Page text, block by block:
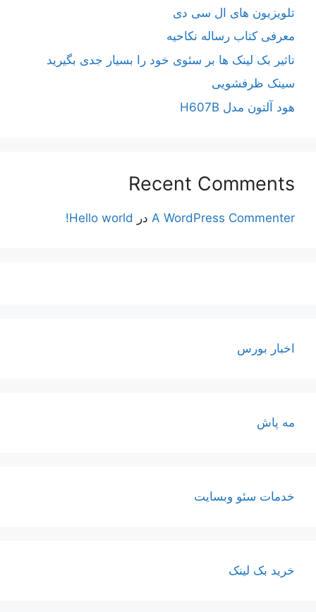
تلویزیون های ال سی دی
معرفی کتاب رساله نکاحیه
تاثیر بک لینک ها بر سئوی خود را بسیار جدی بگیرید
سینک ظرفشویی
هود آلتون مدل H607B
Recent Comments
A WordPress Commenter در Hello world!
اخبار بورس
مه پاش
خدمات سئو وبسایت
خرید بک لینک